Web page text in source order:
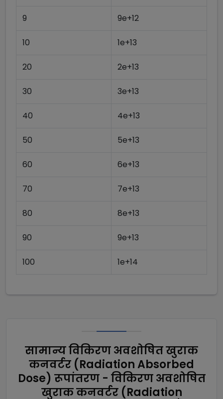
9 9e+12
10 1e+13
20 2e+13
30 3e+13
40 4e+13
50 5e+13
60 6e+13
70 7e+13
80 8e+13
90 9e+13
100 1e+14
सामान्य विकिरण अवशोषित खुराक
कनवर्टर (Radiation Absorbed
Dose) रूपांतरण - विकिरण अवशोषित
खुराक कनवर्टर (Radiation